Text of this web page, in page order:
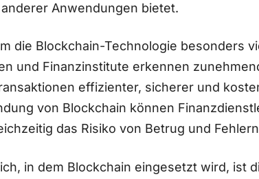
Anwendungen ⁢bietet.
die Blockchain-Technologie besonders
⁣und Finanzinstitute erkennen
effizienter, sicherer und
von Blockchain ⁤können
das Risiko von​ Betrug und
in ​dem Blockchain eingesetzt wird, ist